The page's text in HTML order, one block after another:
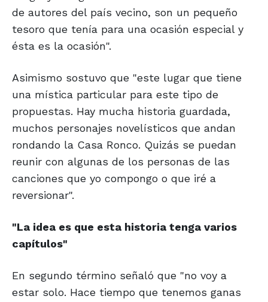
de autores del país vecino, son un pequeño
tesoro que tenía para una ocasión especial y
ésta es la ocasión".
Asimismo sostuvo que "este lugar que tiene
una mística particular para este tipo de
propuestas. Hay mucha historia guardada,
muchos personajes novelísticos que andan
rondando la Casa Ronco. Quizás se puedan
reunir con algunas de los personas de las
canciones que yo compongo o que iré a
reversionar".
"La idea es que esta historia tenga varios
capítulos"
En segundo término señaló que "no voy a
estar solo. Hace tiempo que tenemos ganas